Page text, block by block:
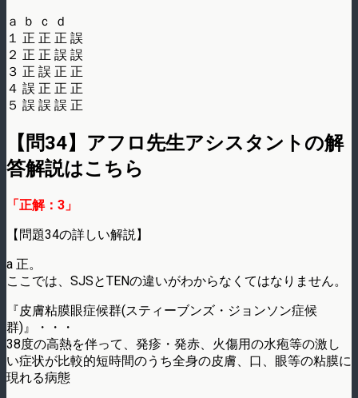
ａ ｂ ｃ ｄ
１ 正 正 正 誤
２ 正 正 誤 誤
３ 正 誤 正 正
４ 誤 正 正 正
５ 誤 誤 誤 正
【問34】アフロ先生アシスタントの解
答解説はこちら
「正解：3」
【問題34の詳しい解説】
a 正。
ここでは、SJSとTENの違いがわからなくてはなりません。
『皮膚粘膜眼症候群(スティーブンズ・ジョンソン症候
群)』・・・
38度の高熱を伴って、発疹・発赤、火傷用の水疱等の激し
い症状が比較的短時間のうち全身の皮膚、口、眼等の粘膜に
現れる病態